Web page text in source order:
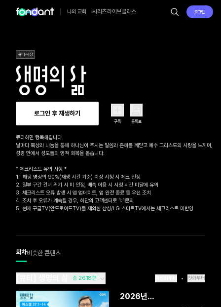
나의 교회 시리즈라이브클래스 로그인
큐티·묵상
로그인 후 재생하기
구독 통독표
큐티하면 행복해집니다.
날마다 묵상과 나눔을 통해 하나님이 주시는 말씀과 은혜를 깨닫고 예수 그리스도의 사랑을 느끼며,
성령 안에서 성도들의 영적 회복을 돕습니다.
* 체크리스트 유의 사항 *
1.  해당 영상의 90%(재생 시간 기준) 이상 시청 시 체크 인정
2. 일부 구간 건너 뛰기 시 미 인정, 배속 이용 시 시청 시간 미달에 유의
3. 체크리스트 오류 발생 시 앱 업데이트, 앱 완전 종료 등 우선 조치
4. 조치 후 오류가 계속될 경우, 하단의 고객센터로 1:1문의
5. 현재 구글TV(안드로이드TV)를 제외한 삼성/LG 스마트TV에서는 체크리스트 미반영
회차비슷한 콘텐츠
총 2618편 첫화부터
2026년